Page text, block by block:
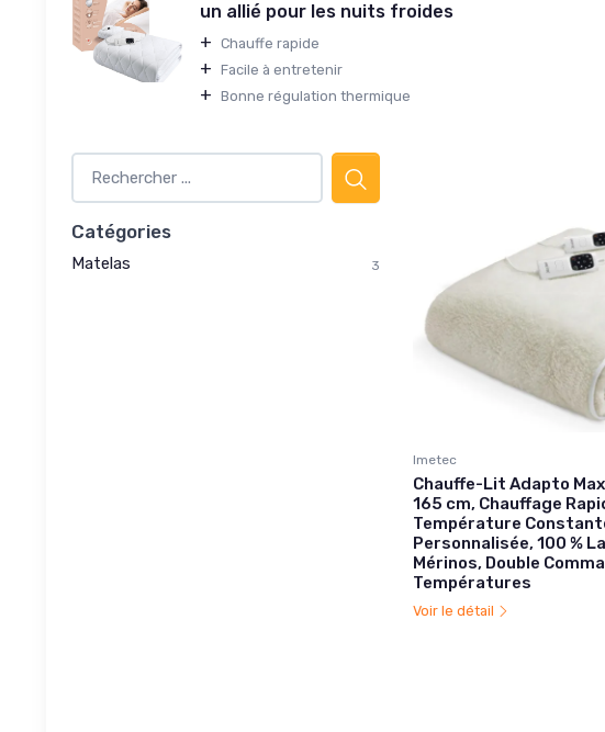
un allié pour les nuits froides
+ Chauffe rapide
+ Facile à entretenir
+ Bonne régulation thermique
Catégories
Matelas 3
Imetec
Chauffe-Lit Adapto
165 cm, Chauffage
Température
Personnalisée, 100 %
Mérinos, Double
Températures
Voir le détail